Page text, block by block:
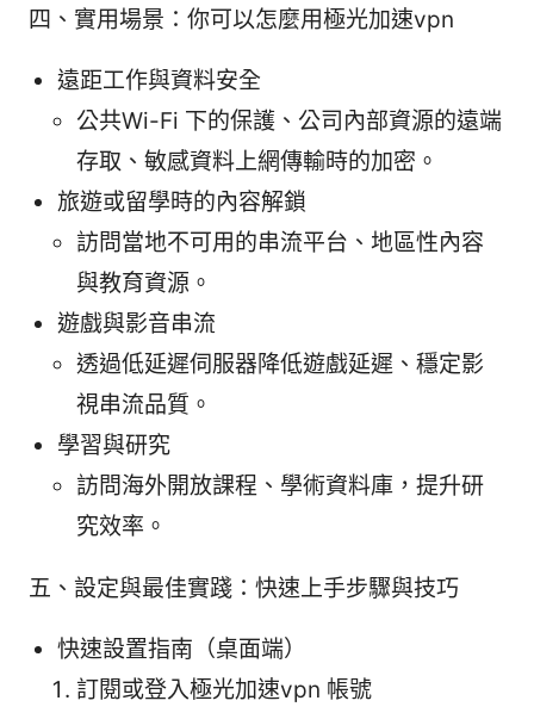
四、實用場景：你可以怎麼用極光加速vpn
遠距工作與資料安全
公共Wi-Fi 下的保護、公司內部資源的遠端
存取、敏感資料上網傳輸時的加密。
旅遊或留學時的內容解鎖
訪問當地不可用的串流平台、地區性內容
與教育資源。
遊戲與影音串流
透過低延遲伺服器降低遊戲延遲、穩定影
視串流品質。
學習與研究
訪問海外開放課程、學術資料庫，提升研
究效率。
五、設定與最佳實踐：快速上手步驟與技巧
快速設置指南（桌面端）
訂閱或登入極光加速vpn 帳號